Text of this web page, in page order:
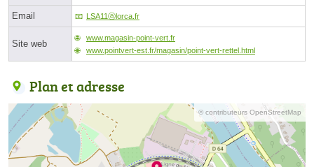
Email LSA11ⓐlorca.fr
Site web
www.magasin-point-vert.fr
www.pointvert-est.fr/magasin/point-vert-rettel.html
Plan et adresse
© contributeurs OpenStreetMap